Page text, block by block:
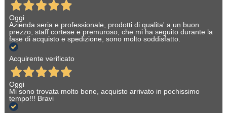
Oggi
Azienda seria e professionale, prodotti di qualita' a un buon
prezzo, staff cortese e premuroso, che mi ha seguito durante la
fase di acquisto e spedizione, sono molto soddisfatto.
Acquirente verificato
Oggi
Mi sono trovata molto bene, acquisto arrivato in pochissimo
tempo!!! Bravi